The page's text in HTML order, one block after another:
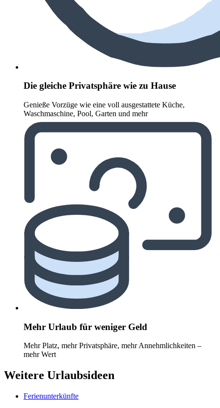
Die gleiche Privatsphäre wie zu Hause
Genieße Vorzüge wie eine voll ausgestattete Küche,
Waschmaschine, Pool, Garten und mehr
Mehr Urlaub für weniger Geld
Mehr Platz, mehr Privatsphäre, mehr Annehmlichkeiten –
mehr Wert
Weitere Urlaubsideen
Ferienunterkünfte